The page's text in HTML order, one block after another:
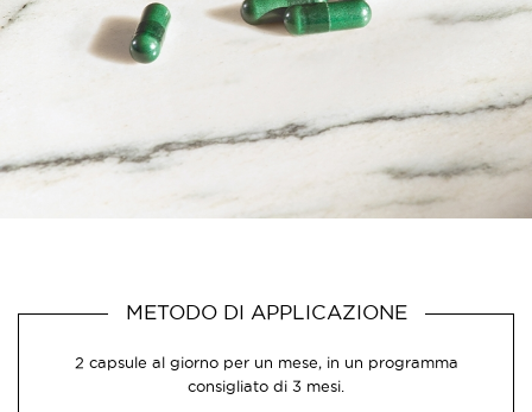
METODO DI APPLICAZIONE
2 capsule al giorno per un mese, in un programma
consigliato di 3 mesi.